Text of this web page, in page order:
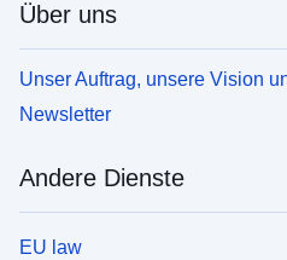
Über uns
Unser Auftrag, unsere Vision
Newsletter
Andere Dienste
EU law